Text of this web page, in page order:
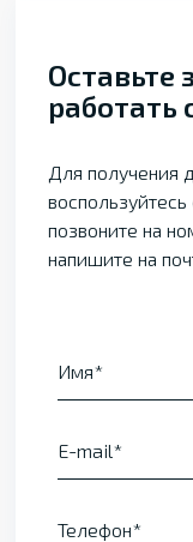
Оставьте
работать
Для получения
позвоните на
напишите на
Имя
E-mail
Телефон